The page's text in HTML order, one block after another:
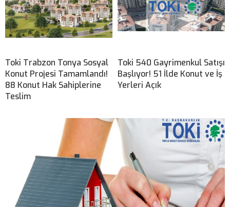
Toki Trabzon Tonya Sosyal
Konut Projesi Tamamlandı!
88 Konut Hak Sahiplerine
Teslim
Toki 540 Gayrimenkul Satışı
Başlıyor! 51 İlde Konut ve İş
Yerleri Açık